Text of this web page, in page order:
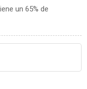
un 65% de